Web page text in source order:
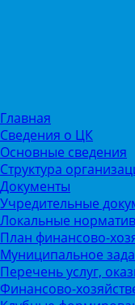
Главная
Сведения о ЦК
Основные сведения
Структура
Документы
Учредительные
Локальные
План финансово-
Муниципальное
Перечень услуг,
Финансово-